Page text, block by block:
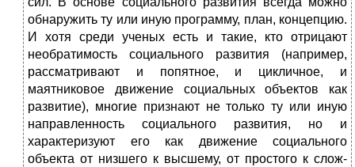
обнаружить ту или иную программу, план, концепцию.
И хотя среди ученых есть и такие, кто отрицают
необратимость социального развития (например,
рассматривают и попятное, и цикличное, и
маятниковое движение социальных объектов как
развитие), многие признают не только ту или иную
направленность социального развития, но и
характеризуют его как движение социального
объекта от низшего к высшему, от простого к слож­